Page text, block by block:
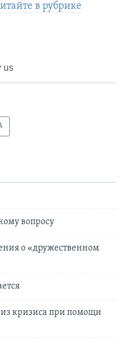
в рубрике
us
вопросу
о «дружественном
кризиса при помощи